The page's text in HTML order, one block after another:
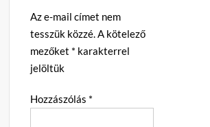
Az e-mail címet nem
tesszük közzé.A kötelező
mezőket * karakterrel
jelöltük
Hozzászólás *